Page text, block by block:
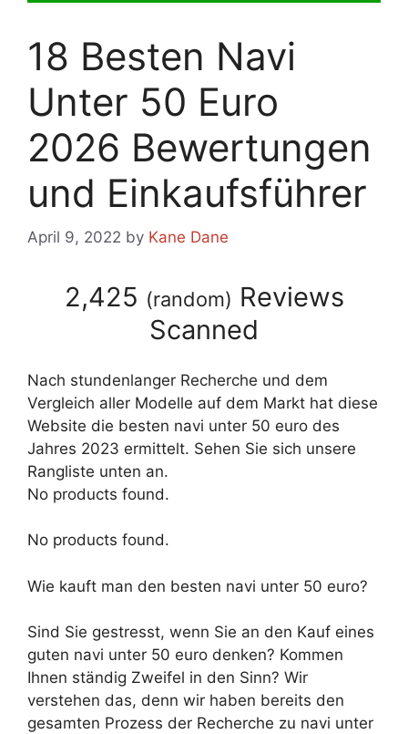
18 Besten Navi
Unter 50 Euro
2026 Bewertungen
und Einkaufsführer
April 9, 2022 by Kane Dane
2,425 (random) Reviews
Scanned
Nach stundenlanger Recherche und dem
Vergleich aller Modelle auf dem Markt hat diese
Website die besten navi unter 50 euro des
Jahres 2023 ermittelt. Sehen Sie sich unsere
Rangliste unten an.
No products found.
No products found.
Wie kauft man den besten navi unter 50 euro?
Sind Sie gestresst, wenn Sie an den Kauf eines
guten navi unter 50 euro denken? Kommen
Ihnen ständig Zweifel in den Sinn? Wir
verstehen das, denn wir haben bereits den
gesamten Prozess der Recherche zu navi unter